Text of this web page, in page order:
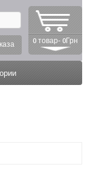
0 товар- 0Грн